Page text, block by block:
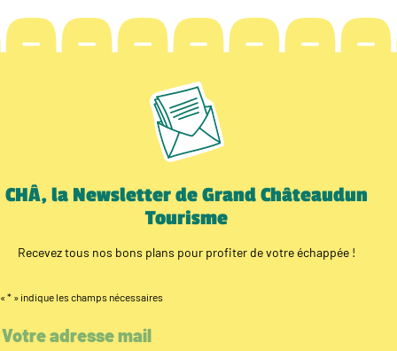
CHÂ, la Newsletter de Grand Châteaudun
Tourisme
Recevez tous nos bons plans pour profiter de votre échappée !
« * » indique les champs nécessaires